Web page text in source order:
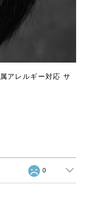
アレルギー対応 サ
0